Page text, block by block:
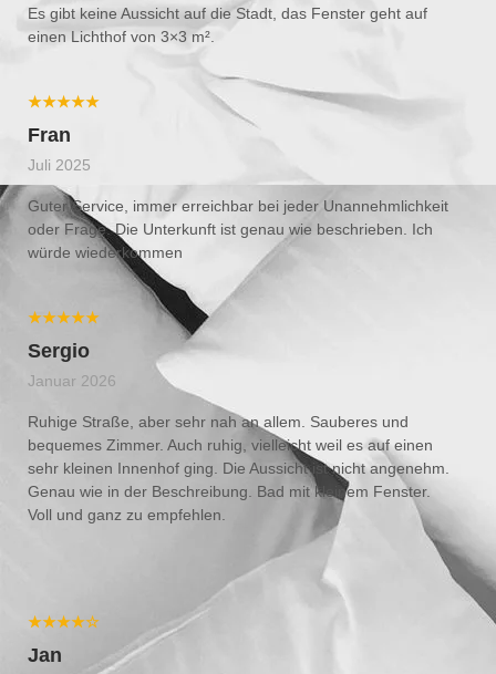
Es gibt keine Aussicht auf die Stadt, das Fenster geht auf
einen Lichthof von 3×3 m².
★★★★★
Fran
Juli 2025
Guter Service, immer erreichbar bei jeder Unannehmlichkeit
oder Frage. Die Unterkunft ist genau wie beschrieben. Ich
würde wiederkommen
★★★★★
Sergio
Januar 2026
Ruhige Straße, aber sehr nah an allem. Sauberes und
bequemes Zimmer. Auch ruhig, vielleicht weil es auf einen
sehr kleinen Innenhof ging. Die Aussicht ist nicht angenehm.
Genau wie in der Beschreibung. Bad mit kleinem Fenster.
Voll und ganz zu empfehlen.
★★★★☆
Jan